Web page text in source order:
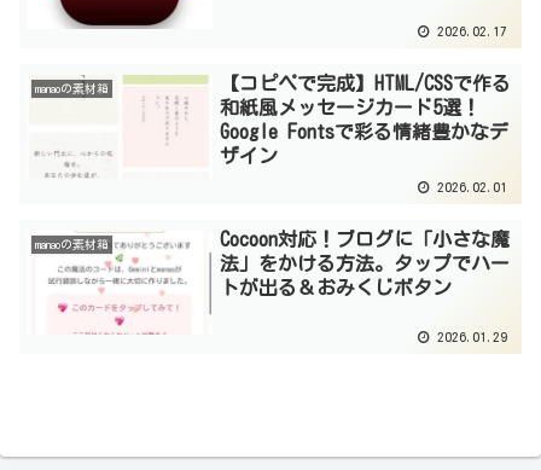
2026.02.17
manaoの素材箱
【コピペで完成】HTML/CSSで作る
和紙風メッセージカード5選！
Google Fontsで彩る情緒豊かなデ
ザイン
2026.02.01
manaoの素材箱
Cocoon対応！ブログに「小さな魔
法」をかける方法。タップでハー
トが出る＆おみくじボタン
2026.01.29